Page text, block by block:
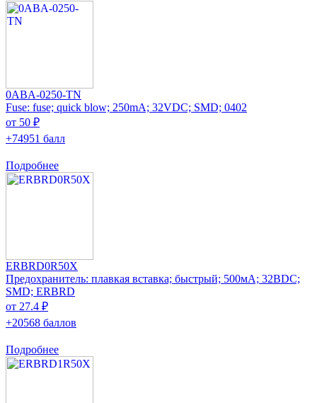
0ABA-0250-TN
Fuse: fuse; quick blow; 250mA; 32VDC; SMD; 0402
от 50 ₽
+74951 балл
Подробнее
ERBRD0R50X
Предохранитель: плавкая вставка; быстрый; 500мА; 32ВDC;
SMD; ERBRD
от 27.4 ₽
+20568 баллов
Подробнее